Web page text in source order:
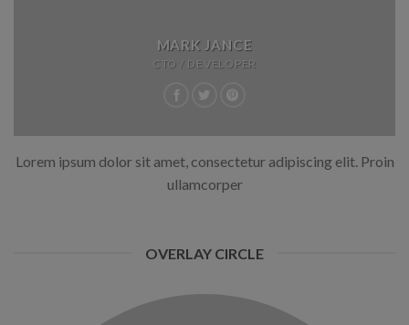
MARK JANCE
CTO / DEVELOPER
Lorem ipsum dolor sit amet, consectetur adipiscing elit. Proin
ullamcorper
OVERLAY CIRCLE